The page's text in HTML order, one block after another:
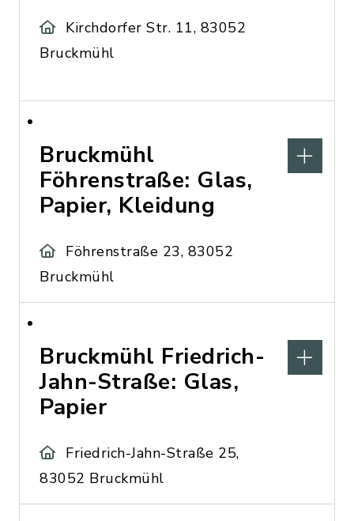
Kirchdorfer Str. 11, 83052
Bruckmühl
Bruckmühl
Föhrenstraße: Glas,
Papier, Kleidung
Föhrenstraße 23, 83052
Bruckmühl
Bruckmühl Friedrich-
Jahn-Straße: Glas,
Papier
Friedrich-Jahn-Straße 25,
83052 Bruckmühl